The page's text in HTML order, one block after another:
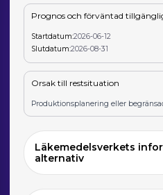
Prognos och förväntad
Startdatum:2026-06-12
Slutdatum:2026-08-31
Orsak till restsituation
Produktionsplanering eller
Läkemedelsverkets
alternativ